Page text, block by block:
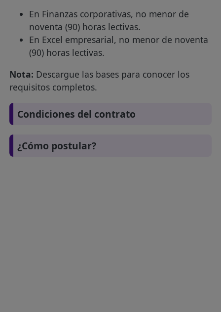
En Finanzas corporativas, no menor de
noventa (90) horas lectivas.
En Excel empresarial, no menor de noventa
(90) horas lectivas.
Nota: Descargue las bases para conocer los
requisitos completos.
Condiciones del contrato
¿Cómo postular?